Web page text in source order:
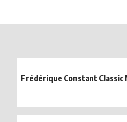
Frédérique Constant